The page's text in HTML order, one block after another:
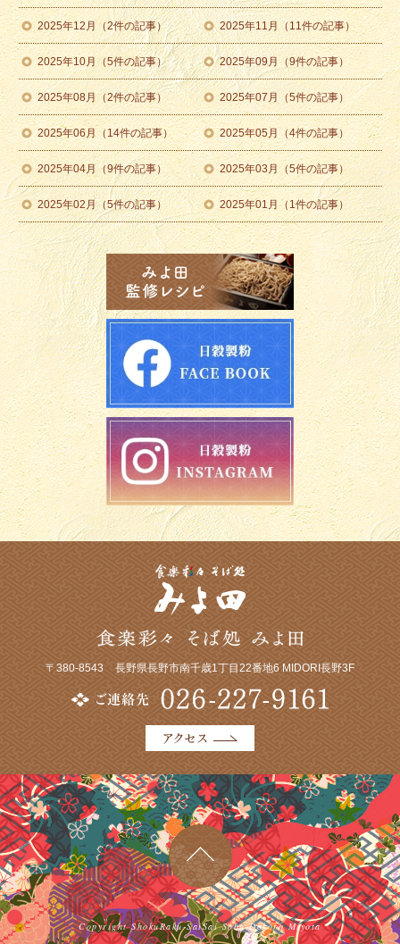
2025年12月（2件の記事） 2025年11月（11件の記事）
2025年10月（5件の記事） 2025年09月（9件の記事）
2025年08月（2件の記事） 2025年07月（5件の記事）
2025年06月（14件の記事） 2025年05月（4件の記事）
2025年04月（9件の記事） 2025年03月（5件の記事）
2025年02月（5件の記事） 2025年01月（1件の記事）
〒380-8543 長野県長野市南千歳1丁目22番地6 MIDORI長野3F
Copyright ShokuRaku-SaiSai Soba-Dokoro Miyota